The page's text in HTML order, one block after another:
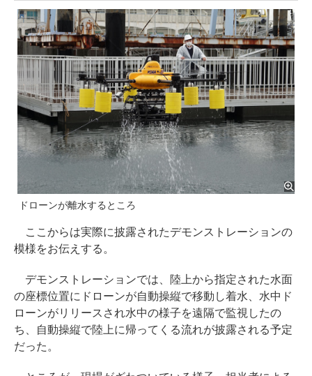
ドローンが離水するところ
ここからは実際に披露されたデモンストレーションの
模様をお伝えする。
デモンストレーションでは、陸上から指定された水面
の座標位置にドローンが自動操縦で移動し着水、水中ド
ローンがリリースされ水中の様子を遠隔で監視したの
ち、自動操縦で陸上に帰ってくる流れが披露される予定
だった。